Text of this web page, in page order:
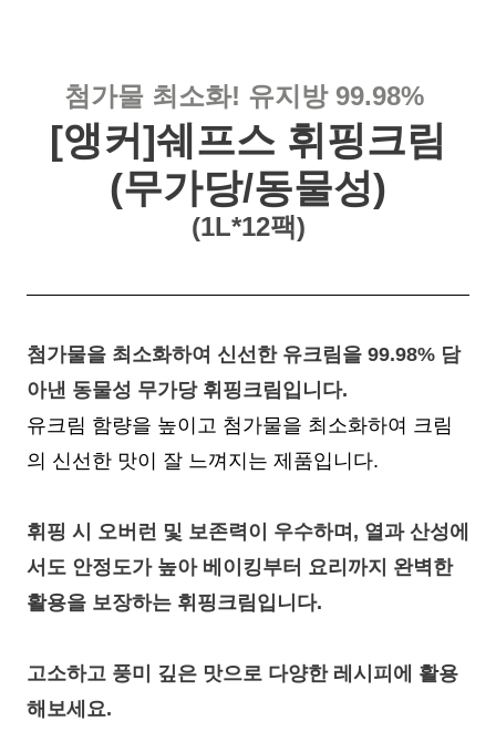
첨가물 최소화! 유지방 99.98%
[앵커]쉐프스 휘핑크림
(무가당/동물성)
(1L*12팩)
첨가물을 최소화하여 신선한 유크림을 99.98% 담
아낸 동물성 무가당 휘핑크림입니다.
유크림 함량을 높이고 첨가물을 최소화하여 크림
의 신선한 맛이 잘 느껴지는 제품입니다.
휘핑 시 오버런 및 보존력이 우수하며, 열과 산성에
서도 안정도가 높아 베이킹부터 요리까지 완벽한
활용을 보장하는 휘핑크림입니다.
고소하고 풍미 깊은 맛으로 다양한 레시피에 활용
해보세요.